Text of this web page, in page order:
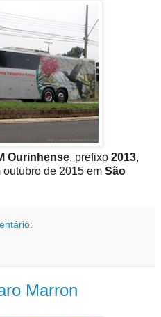
Ourinhense, prefixo 2013,
outubro de 2015 em São
Marron